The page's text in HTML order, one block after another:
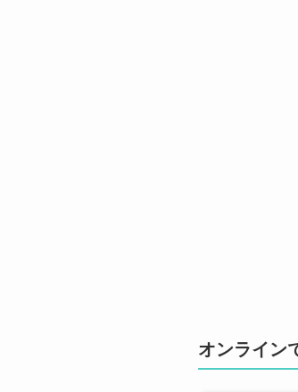
オンライン